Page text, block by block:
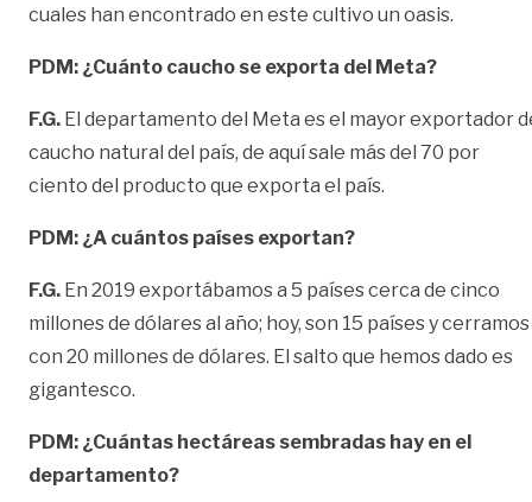
cuales han encontrado en este cultivo un oasis.
PDM: ¿Cuánto caucho se exporta del Meta?
F.G. El departamento del Meta es el mayor exportador
caucho natural del país, de aquí sale más del 70 por
ciento del producto que exporta el país.
PDM: ¿A cuántos países exportan?
F.G. En 2019 exportábamos a 5 países cerca de cinco
millones de dólares al año; hoy, son 15 países y cerramos
con 20 millones de dólares. El salto que hemos dado es
gigantesco.
PDM: ¿Cuántas hectáreas sembradas hay en el
departamento?